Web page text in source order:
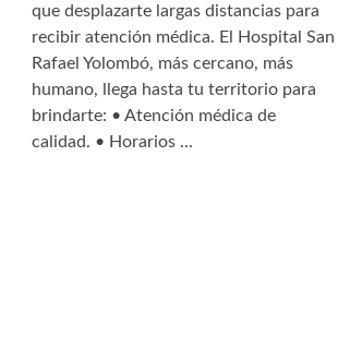
que desplazarte largas distancias para
recibir atención médica. El Hospital San
Rafael Yolombó, más cercano, más
humano, llega hasta tu territorio para
brindarte: • Atención médica de
calidad. • Horarios ...